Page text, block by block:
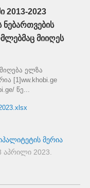
2013-2023
მიიღეს
ელზა
[1]ww.khobi.ge
წე...
მერია
აპრილი 2023